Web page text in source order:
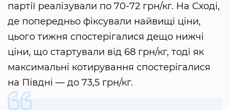
партії реалізували по 70-72 грн/кг. На Сході,
де попередньо фіксували найвищі ціни,
цього тижня спостерігалися дещо нижчі
ціни, що стартували від 68 грн/кг, тоді як
максимальні котирування спостерігалися
на Півдні — до 73,5 грн/кг.